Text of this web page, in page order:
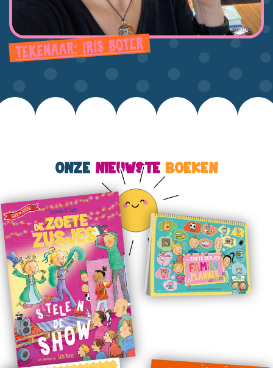
TEKENAAR: IRIS BOTER
ONZE NIEUWSTE BOEKEN